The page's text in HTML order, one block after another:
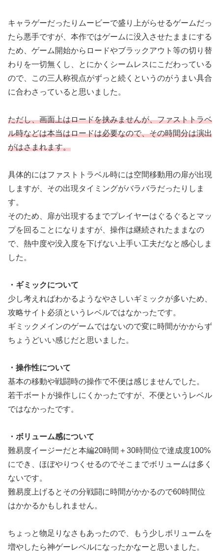
キャラゲーだったりムービーで盛り上がらせるゲームだっ
たら悪手ですが、本作ではゲームに没入させたままにする
ため、ゲーム開始からロードやブラックアウト等の切り替
わりを一切無くし、とにかくシームレスにこだわっている
ので、この三人称視点がずっと続くというのがうまい具合
に合わさっていると思いました。
ただし、画面上はロードを挟みませんが、ファストトラベ
ル時などは本当はロードは必要なので、その時間分は演出
がはさまれます。
具体的にはファストトラベル時には空間移動用の扉が出現
しますが、その出現タイミングがバラバラだったりしま
す。
そのため、扉が出現するまでプレイヤーはぐるぐるとマッ
プを回ることになりますが、操作は継続されたままなの
で、熱中度や没入度を下げない上手い工夫だなと感心しま
した。
・ギミックについて
少し考えればわかるようなやさしいギミックが多いため、
攻略サイト必須というレベルではなかったです。
ギミックメインのゲームではないので変に時間がかからず
ちょうどいい感じだと思いました。
・操作性について
基本の移動や戦闘時の操作で不便は感じませんでした。
若干ボートが操作しにくかったですが、不便というレベル
ではなかったです。
・ボリューム感について
難易度イージーだと本編20時間＋30時間位で達成度100%
にでき、ほぼやりつくせるのでそこまでボリュームは多く
ないです。
難易度上げるとその分戦闘に時間がかかるので60時間位
はかかるかもしれません。
ちょっと物足りなさもあったので、もう少しボリュームを
増やしたら神ゲーレベルになったかなーと思いました。